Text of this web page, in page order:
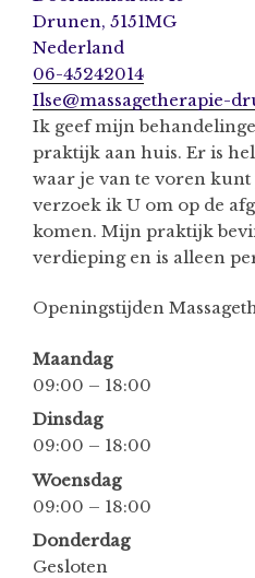
Drunen, 5151MG
Nederland
06-45242014
Ilse@massagetherapie-
Ik geef mijn
praktijk aan huis. Er is
waar je van te voren
verzoek ik U om op de
komen. Mijn praktijk
verdieping en is alleen
Openingstijden
Maandag
09:00 – 18:00
Dinsdag
09:00 – 18:00
Woensdag
09:00 – 18:00
Donderdag
Gesloten